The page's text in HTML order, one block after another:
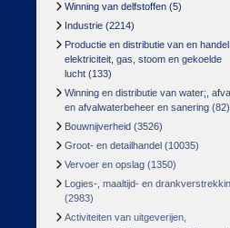
Winning van delfstoffen (5)
Industrie (2214)
Productie en distributie van en
elektriciteit, gas, stoom en gekoelde
lucht (133)
Winning en distributie van water;,
en afvalwaterbeheer en sanering (82)
Bouwnijverheid (3526)
Groot- en detailhandel (10035)
Vervoer en opslag (1350)
Logies-, maaltijd- en
(2983)
Activiteiten van uitgeverijen,